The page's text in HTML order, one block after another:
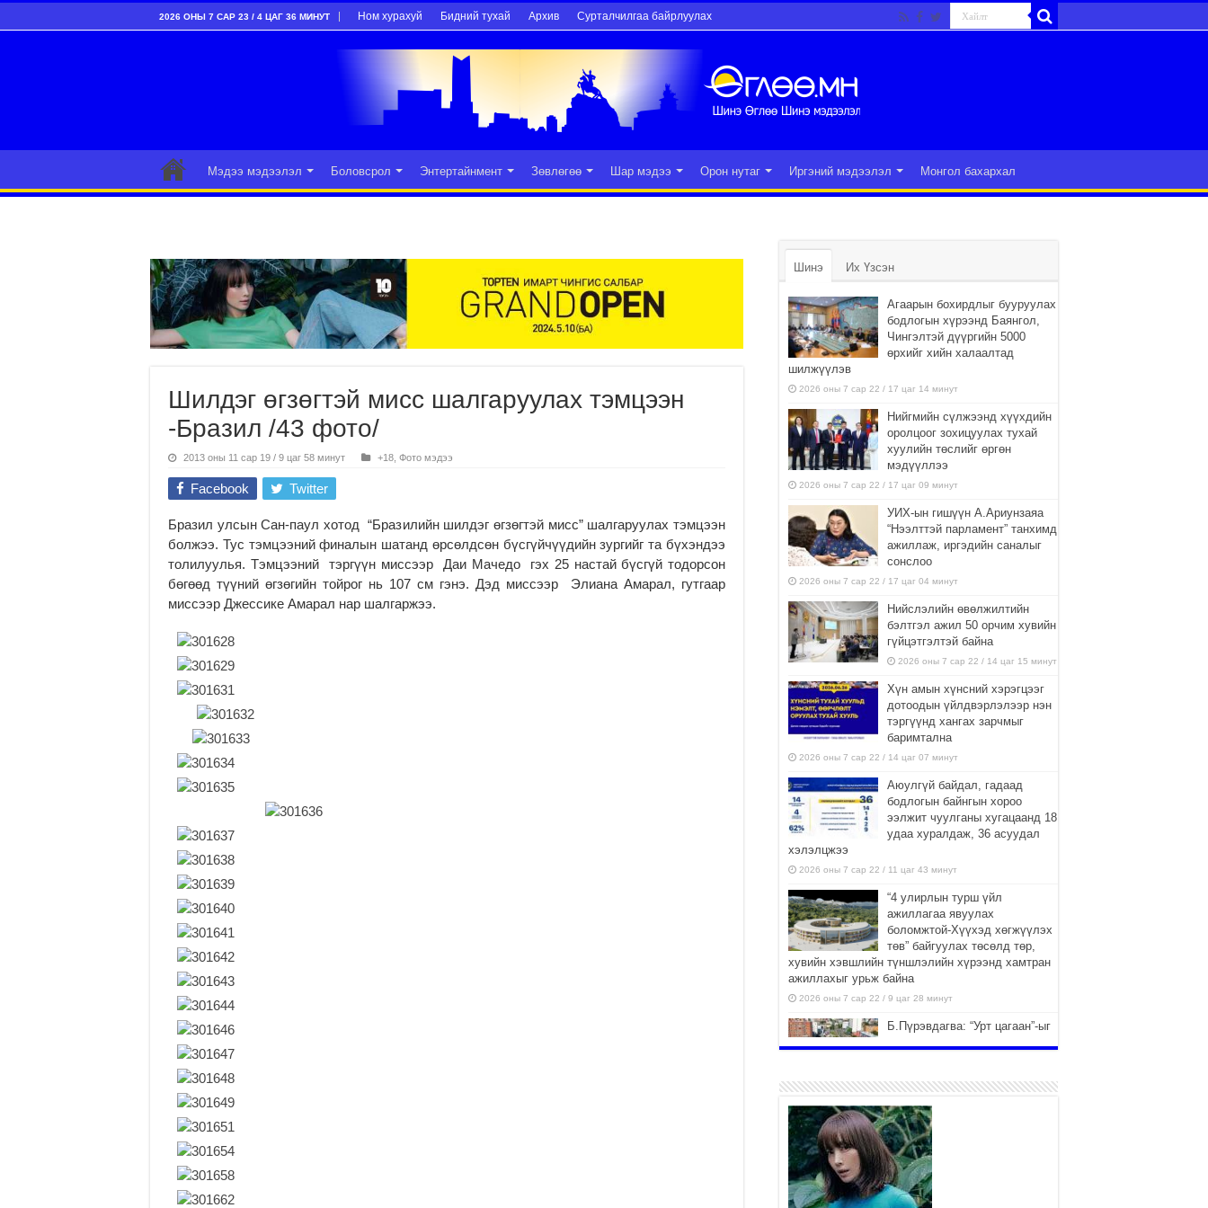
2026 ОНЫ 7 САР 23 / 4 ЦАГ 36 МИНУТ Ном хурахуй Бидний тухай Архив Сурталчилгаа байрлуулах
Мэдээ мэдээлэл Боловсрол Энтертайнмент Зөвлөгөө Шар мэдээ Орон нутаг Иргэний мэдээлэл Монгол бахархал
Шилдэг өгзөгтэй мисс шалгаруулах тэмцээн
-Бразил /43 фото/
2013 оны 11 сар 19 / 9 цаг 58 минут +18 Фото мэдээ
Facebook Twitter
Бразил улсын Сан-паул хотод “Бразилийн шилдэг өгзөгтэй мисс” шалгаруулах тэмцээн
болжээ. Тус тэмцээний финалын шатанд өрсөлдсөн бүсгүйчүүдийн зургийг та бүхэндээ
толилуулья. Тэмцээний тэргүүн миссээр Даи Мачедо гэх 25 настай бүсгүй тодорсон
бөгөөд түүний өгзөгийн тойрог нь 107 см гэнэ. Дэд миссээр Элиана Амарал, гутгаар
миссээр Джессике Амарал нар шалгаржээ.
Шинэ Их Үзсэн
Агаарын бохирдлыг бууруулах
бодлогын хүрээнд Баянгол,
Чингэлтэй дүүргийн 5000
өрхийг хийн халаалтад
шилжүүлэв
2026 оны 7 сар 22 / 17 цаг 14 минут
Нийгмийн сүлжээнд хүүхдийн
оролцоог зохицуулах тухай
хуулийн төслийг өргөн
мэдүүллээ
2026 оны 7 сар 22 / 17 цаг 09 минут
УИХ-ын гишүүн А.Ариунзаяа
“Нээлттэй парламент” танхимд
ажиллаж, иргэдийн саналыг
сонслоо
2026 оны 7 сар 22 / 17 цаг 04 минут
Нийслэлийн өвөлжилтийн
бэлтгэл ажил 50 орчим хувийн
гүйцэтгэлтэй байна
2026 оны 7 сар 22 / 14 цаг 15 минут
Хүн амын хүнсний хэрэгцээг
дотоодын үйлдвэрлэлээр нэн
тэргүүнд хангах зарчмыг
баримтална
2026 оны 7 сар 22 / 14 цаг 07 минут
Аюулгүй байдал, гадаад
бодлогын байнгын хороо
ээлжит чуулганы хугацаанд 18
удаа хуралдаж, 36 асуудал
хэлэлцжээ
2026 оны 7 сар 22 / 11 цаг 43 минут
“4 улирлын турш үйл
ажиллагаа явуулах
боломжтой-Хүүхэд хөгжүүлэх
төв” байгуулах төсөлд төр,
хувийн хэвшлийн түншлэлийн хүрээнд хамтран
ажиллахыг урьж байна
2026 оны 7 сар 22 / 9 цаг 28 минут
Б.Пүрэвдагва: “Урт цагаан”-ыг
2026 оны 7 сар 21 / 16 цаг 47 минут
Тусгай замын автобус /BRT/
төслийн удирдах хорооны
ээлжит хуралдаан боллоо
2026 оны 7 сар 21 / 16 цаг 43 минут
Ерөнхий сайд Н.Учрал БНХАУ-